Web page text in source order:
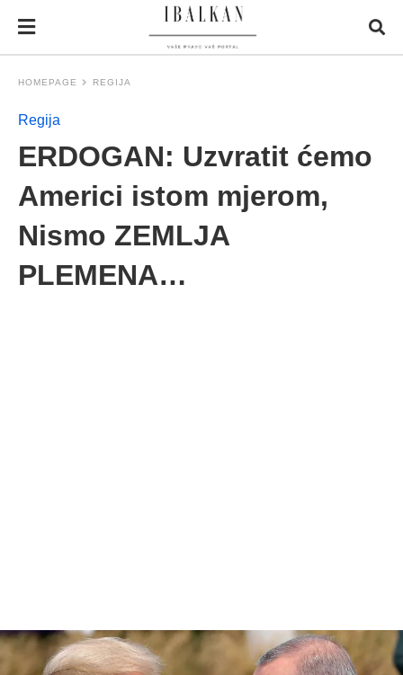
HOMEPAGE REGIJA
Regija
ERDOGAN: Uzvratit ćemo
Americi istom mjerom,
Nismo ZEMLJA
PLEMENA…